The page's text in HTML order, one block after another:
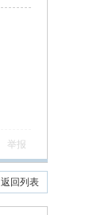
举报
返回列表